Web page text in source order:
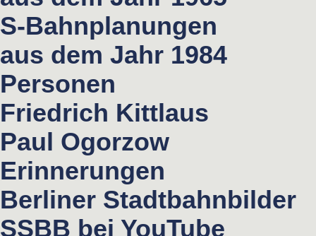
S-Bahnplanungen
aus dem Jahr 1984
Personen
Friedrich Kittlaus
Paul Ogorzow
Erinnerungen
Berliner Stadtbahnbilder
SSBB bei YouTube